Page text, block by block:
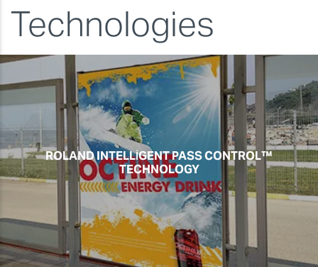
Technologies
ROLAND INTELLIGENT PASS CONTROL™
TECHNOLOGY